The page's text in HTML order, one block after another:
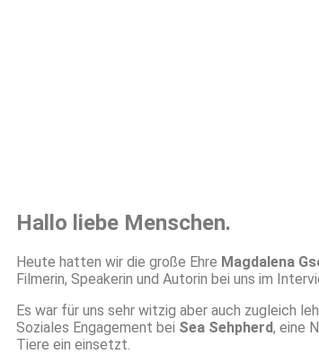
Hallo liebe Menschen.
Heute hatten wir die große Ehre Magdalena
Filmerin, Speakerin und Autorin bei uns im
Es war für uns sehr witzig aber auch zugleich
Soziales Engagement bei Sea Sehpherd, eine
Tiere ein einsetzt.